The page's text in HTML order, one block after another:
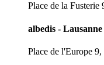
Place de la Fusterie
albedis - Lausanne
Place de l'Europe